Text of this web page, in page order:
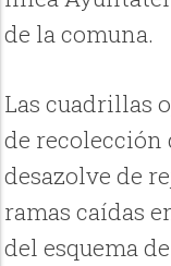
de la comuna.
Las cuadrillas
de recolección
desazolve de
ramas caídas
del esquema